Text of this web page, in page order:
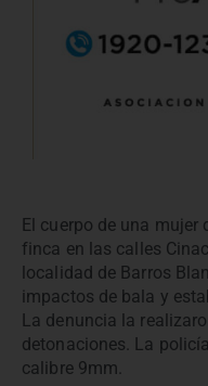
El cuerpo de una
finca en las calles
localidad de Barros
impactos de bala y
La denuncia la
detonaciones. La
calibre 9mm.